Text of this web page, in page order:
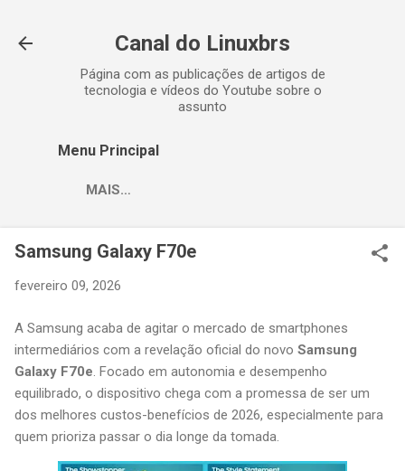
Canal do Linuxbrs
Página com as publicações de artigos de
tecnologia e vídeos do Youtube sobre o
assunto
Menu Principal
MAIS…
Samsung Galaxy F70e
fevereiro 09, 2026
A Samsung acaba de agitar o mercado de smartphones
intermediários com a revelação oficial do novo Samsung
Galaxy F70e . Focado em autonomia e desempenho
equilibrado, o dispositivo chega com a promessa de ser um
dos melhores custos-benefícios de 2026, especialmente para
quem prioriza passar o dia longe da tomada.